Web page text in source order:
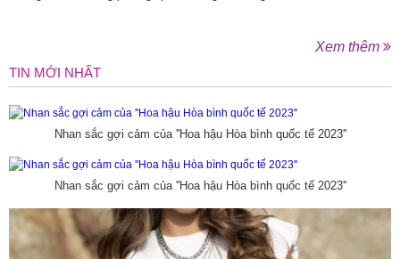
Xem thêm
TIN MỚI NHẤT
Nhan sắc gợi cảm của ''Hoa hậu Hòa bình quốc tế 2023''
Nhan sắc gợi cảm của ''Hoa hậu Hòa bình quốc tế 2023''